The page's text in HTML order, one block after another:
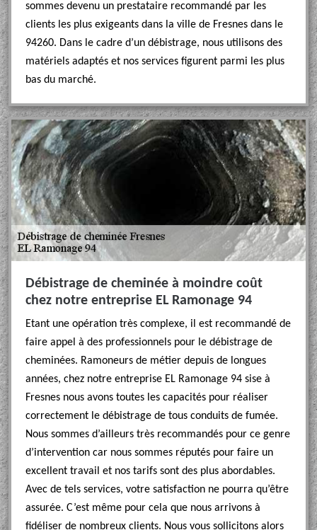
sommes devenu un prestataire recommandé par les
clients les plus exigeants dans la ville de Fresnes dans le
94260. Dans le cadre d’un débistrage, nous utilisons des
matériels adaptés et nos services figurent parmi les plus
bas du marché.
Débistrage de cheminée à moindre coût
chez notre entreprise EL Ramonage 94
Etant une opération très complexe, il est recommandé de
faire appel à des professionnels pour le débistrage de
cheminées. Ramoneurs de métier depuis de longues
années, chez notre entreprise EL Ramonage 94 sise à
Fresnes nous avons toutes les capacités pour réaliser
correctement le débistrage de tous conduits de fumée.
Nous sommes d’ailleurs très recommandés pour ce genre
d’intervention car nous sommes réputés pour faire un
excellent travail et nos tarifs sont des plus abordables.
Avec de tels services, votre satisfaction ne pourra qu’être
assurée. C’est même pour cela que nous arrivons à
fidéliser de nombreux clients. Nous vous sollicitons alors